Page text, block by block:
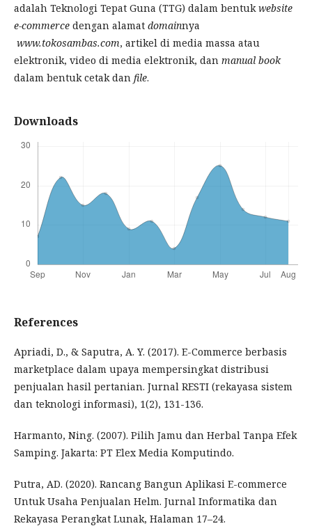
adalah Teknologi Tepat Guna (TTG) dalam bentuk website
e-commerce dengan alamat domainnya
www.tokosambas.com, artikel di media massa atau
elektronik, video di media elektronik, dan manual book
dalam bentuk cetak dan file.
Downloads
References
Apriadi, D., & Saputra, A. Y. (2017). E-Commerce berbasis
marketplace dalam upaya mempersingkat distribusi
penjualan hasil pertanian. Jurnal RESTI (rekayasa sistem
dan teknologi informasi), 1(2), 131-136.
Harmanto, Ning. (2007). Pilih Jamu dan Herbal Tanpa Efek
Samping. Jakarta: PT Elex Media Komputindo.
Putra, AD. (2020). Rancang Bangun Aplikasi E-commerce
Untuk Usaha Penjualan Helm. Jurnal Informatika dan
Rekayasa Perangkat Lunak, Halaman 17–24.